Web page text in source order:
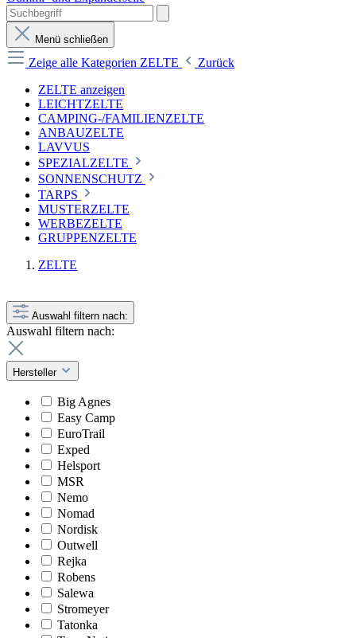
Menü schließen
Zeige alle Kategorien ZELTE
Zurück
ZELTE anzeigen
LEICHTZELTE
CAMPING-/FAMILIENZELTE
ANBAUZELTE
LAVVUS
SPEZIALZELTE
SONNENSCHUTZ
TARPS
MUSTERZELTE
WERBEZELTE
GRUPPENZELTE
ZELTE
Auswahl filtern nach:
Auswahl filtern nach:
Hersteller
Big Agnes
Easy Camp
EuroTrail
Exped
Helsport
MSR
Nemo
Nomad
Nordisk
Outwell
Rejka
Robens
Salewa
Stromeyer
Tatonka